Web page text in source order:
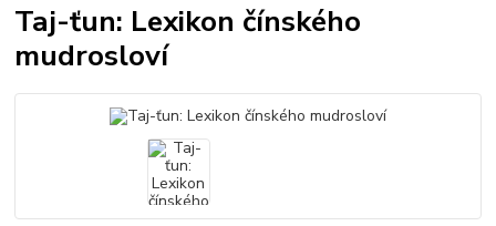
Taj-ťun: Lexikon čínského
mudrosloví